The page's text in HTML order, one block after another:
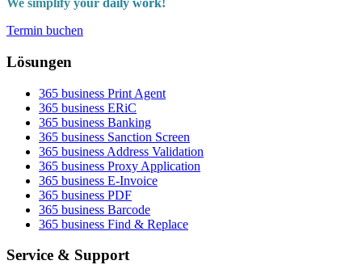
We simplify your daily work!
Termin buchen
Lösungen
365 business Print Agent
365 business ERiC
365 business Banking
365 business Sanction Screen
365 business Address Validation
365 business Proxy Application
365 business E-Invoice
365 business PDF
365 business Barcode
365 business Find & Replace
Service & Support